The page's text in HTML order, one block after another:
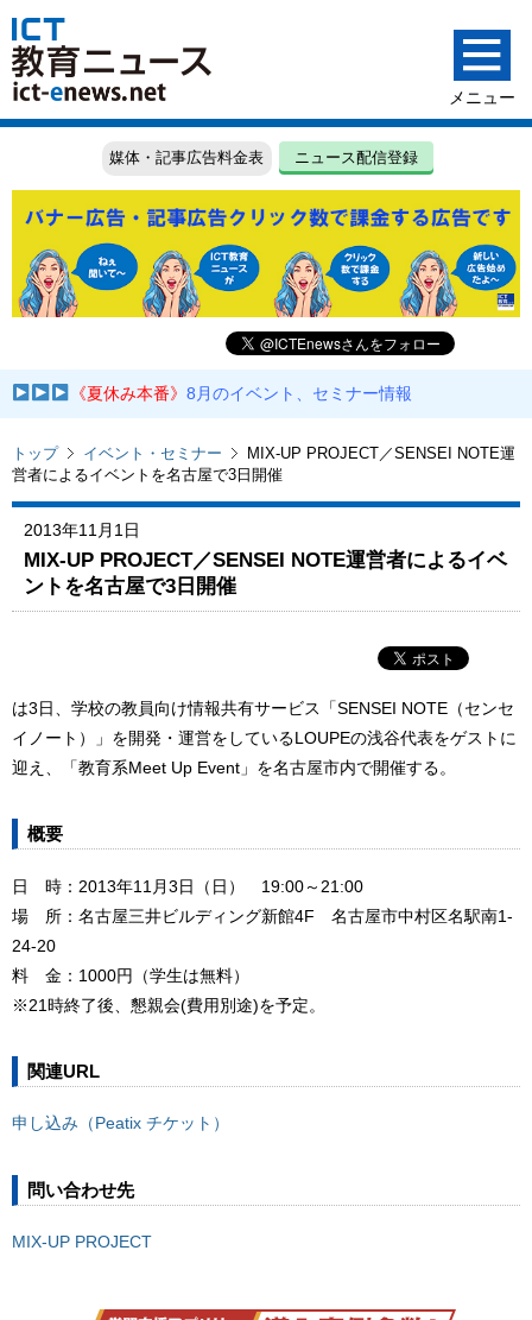
媒体・記事広告料金表 ニュース配信登録
《夏休み本番》8月のイベント、セミナー情報
トップ イベント・セミナー
MIX-UP PROJECT／SENSEI NOTE運
営者によるイベントを名古屋で3日開催
2013年11月1日
MIX-UP PROJECT／SENSEI NOTE運営者によるイベ
ントを名古屋で3日開催
は3日、学校の教員向け情報共有サービス「SENSEI NOTE（センセ
イノート）」を開発・運営をしているLOUPEの浅谷代表をゲストに
迎え、「教育系Meet Up Event」を名古屋市内で開催する。
概要
日 時：2013年11月3日（日） 19:00～21:00
場 所：名古屋三井ビルディング新館4F 名古屋市中村区名駅南1-
24-20
料 金：1000円（学生は無料）
※21時終了後、懇親会(費用別途)を予定。
関連URL
申し込み（Peatix チケット）
問い合わせ先
MIX-UP PROJECT